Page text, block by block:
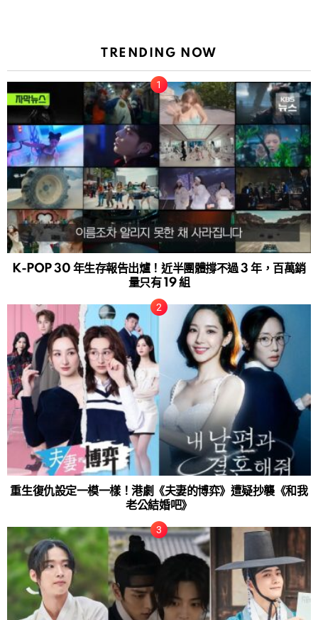
TRENDING NOW
K-POP 30 年生存報告出爐！近半團體撐不過 3 年，百萬銷
量只有 19 組
重生復仇設定一模一樣！港劇《夫妻的博弈》遭疑抄襲《和我
老公結婚吧》